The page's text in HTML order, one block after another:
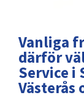
Vanliga
därför
Service i
Västerås